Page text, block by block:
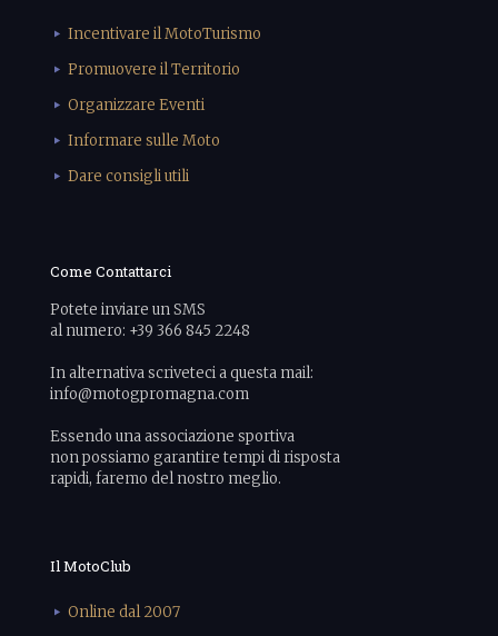
Incentivare il MotoTurismo
Promuovere il Territorio
Organizzare Eventi
Informare sulle Moto
Dare consigli utili
Come Contattarci
Potete inviare un SMS
al numero: +39 366 845 2248
In alternativa scriveteci a questa mail:
info@motogpromagna.com
Essendo una associazione sportiva
non possiamo garantire tempi di risposta
rapidi, faremo del nostro meglio.
Il MotoClub
Online dal 2007